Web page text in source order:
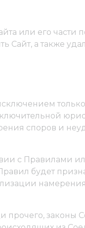
или его
а также
споров и
с Правилами
будет
прочего, законы